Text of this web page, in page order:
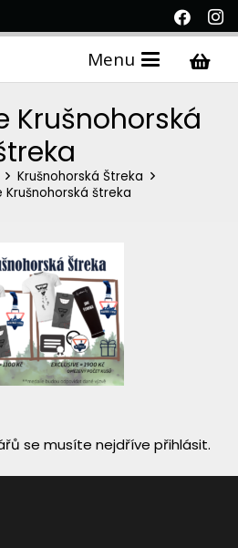
Menu
Krušnohorská
Krušnohorská Štreka
Krušnohorská štreka
se musíte nejdříve přihlásit.